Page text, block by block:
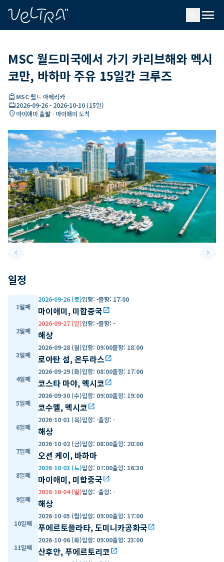
menu
MSC 월드미국에서 가기 카리브해와 멕시
코만, 바하마 주유 15일간 크루즈
directions_boatMSC 월드 아메리카
card_travel2026-09-26- 2026-10-10 (15일)
location_on마이애미 출발 - 마이애미 도착
keyboard_arrow_leftPrevious slide keyboard_arrow_right
일정
1일째
2026-09-26 (토)입항: -출항: 17:00
마이애미, 미합중국open_in_new
2일째
2026-09-27 (일)입항: -출항: -
해상
3일째
2026-09-28 (월)입항: 09:00출항: 18:00
로아탄 섬, 온두라스open_in_new
4일째
2026-09-29 (화)입항: 08:00출항: 17:00
코스타 마야, 멕시코open_in_new
5일째
2026-09-30 (수)입항: 09:00출항: 19:00
코수멜, 멕시코open_in_new
6일째
2026-10-01 (목)입항: -출항: -
해상
7일째
2026-10-02 (금)입항: 08:00출항: 20:00
오션 케이, 바하마
8일째
2026-10-03 (토)입항: 07:00출항: 16:30
마이애미, 미합중국open_in_new
9일째
2026-10-04 (일)입항: -출항: -
해상
10일째
2026-10-05 (월)입항: 09:00출항: 17:00
푸에르토플라타, 도미니카공화국open_in_new
11일째
2026-10-06 (화)입항: 09:00출항: 23:00
산후안, 푸에르토리코open_in_new